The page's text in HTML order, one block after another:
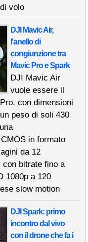
volo
DJI Mavic Air,
l'anello di
congiunzione tra
Mavic Pro e Spark
DJI Mavic Air
vuole essere il
con dimensioni
peso di soli 430
in formato
da 12
con bitrate fino a
1080p a 120
slow motion
DJI Spark: primo
incontro dal vivo
con il drone che fa i